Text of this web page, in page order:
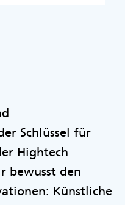
Schlüssel für
Hightech
bewusst den
Künstliche